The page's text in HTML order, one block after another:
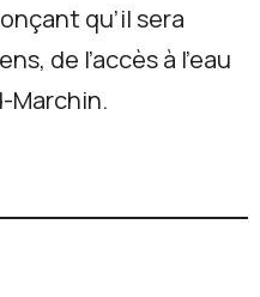
qu’il sera
de l’accès à l’eau
Marchin.